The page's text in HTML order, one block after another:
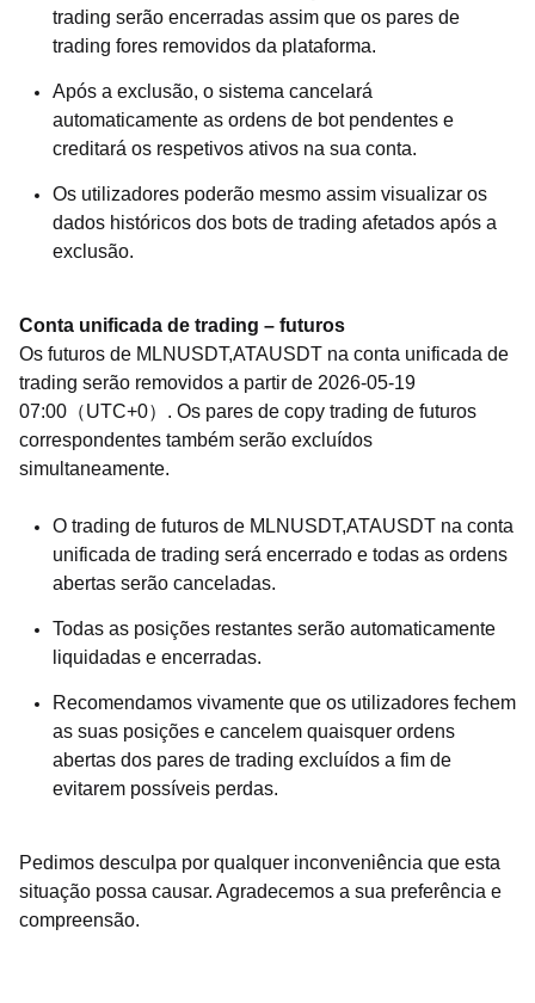
trading serão encerradas assim que os pares de
trading fores removidos da plataforma.
Após a exclusão, o sistema cancelará
automaticamente as ordens de bot pendentes e
creditará os respetivos ativos na sua conta.
Os utilizadores poderão mesmo assim visualizar os
dados históricos dos bots de trading afetados após a
exclusão.
Conta unificada de trading – futuros
Os futuros de MLNUSDT,ATAUSDT na conta unificada de
trading serão removidos a partir de 2026-05-19
07:00（UTC+0）. Os pares de copy trading de futuros
correspondentes também serão excluídos
simultaneamente.
O trading de futuros de MLNUSDT,ATAUSDT na conta
unificada de trading será encerrado e todas as ordens
abertas serão canceladas.
Todas as posições restantes serão automaticamente
liquidadas e encerradas.
Recomendamos vivamente que os utilizadores fechem
as suas posições e cancelem quaisquer ordens
abertas dos pares de trading excluídos a fim de
evitarem possíveis perdas.
Pedimos desculpa por qualquer inconveniência que esta
situação possa causar. Agradecemos a sua preferência e
compreensão.